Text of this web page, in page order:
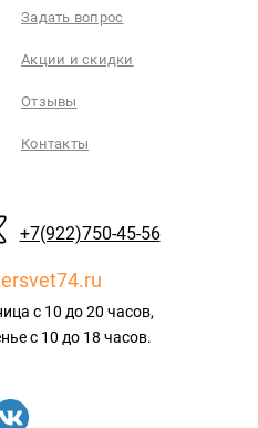
Задать вопрос
Акции и скидки
Отзывы
Контакты
+7(922)750-45-56
с 10 до 20 часов,
с 10 до 18 часов.